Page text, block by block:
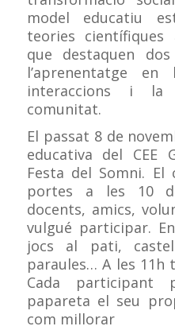
model educatiu
teories científiques
que destaquen
l’aprenentatge en
interaccions i
comunitat.
El passat 8 de
educativa del CEE
Festa del Somni. El
portes a les 10
docents, amics,
vulgué participar.
jocs al pati,
paraules… A les 11h
Cada
papareta el seu
com millorar